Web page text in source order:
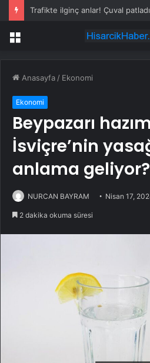
Trafikte ilginç anlar! Çuval patladı
Menü
Anasayfa / Ekonomi
Ekonomi
Beypazarı
İsviçre’nin
anlama geliyor?
NURCAN BAYRAM Nisan 17,
2 dakika okuma süresi